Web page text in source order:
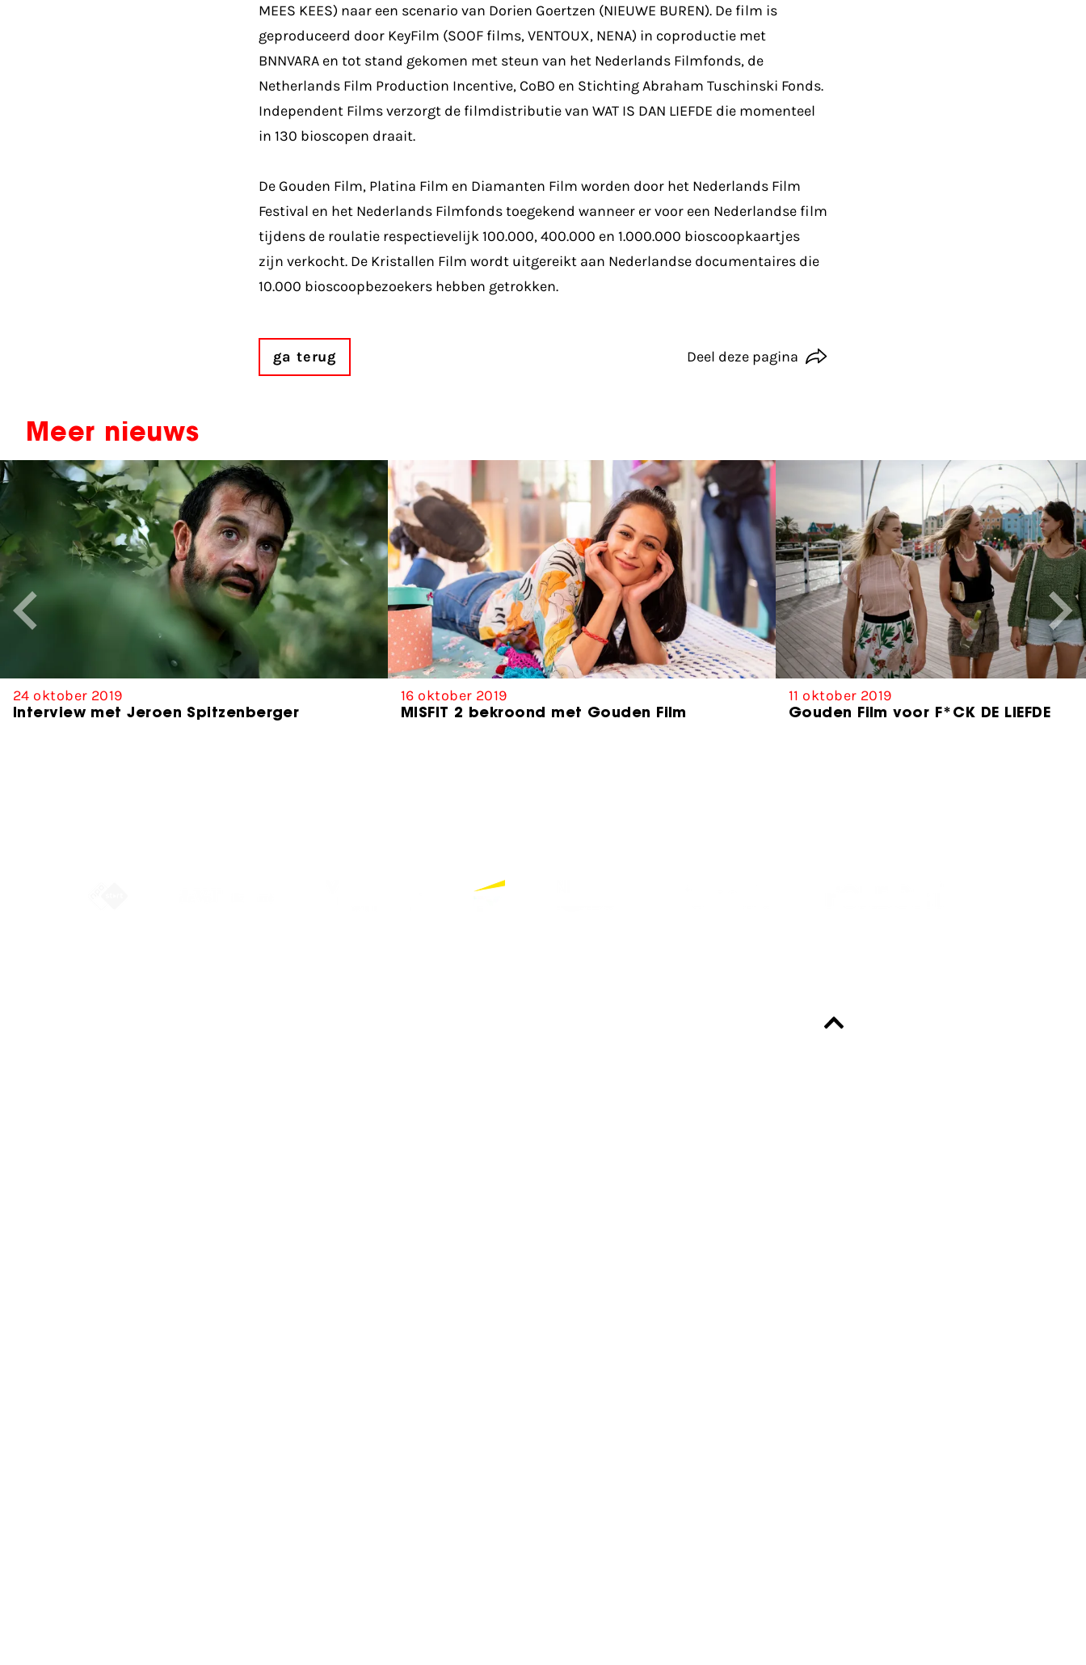
MEES KEES) naar een scenario van Dorien Goertzen (NIEUWE BUREN). De film is
geproduceerd door KeyFilm (SOOF films, VENTOUX, NENA) in coproductie met
BNNVARA en tot stand gekomen met steun van het Nederlands Filmfonds, de
Netherlands Film Production Incentive, CoBO en Stichting Abraham Tuschinski Fonds.
Independent Films verzorgt de filmdistributie van WAT IS DAN LIEFDE die momenteel
in 130 bioscopen draait.
De Gouden Film, Platina Film en Diamanten Film worden door het Nederlands Film
Festival en het Nederlands Filmfonds toegekend wanneer er voor een Nederlandse film
tijdens de roulatie respectievelijk 100.000, 400.000 en 1.000.000 bioscoopkaartjes
zijn verkocht. De Kristallen Film wordt uitgereikt aan Nederlandse documentaires die
10.000 bioscoopbezoekers hebben getrokken.
ga terug Deel deze pagina
Meer nieuws
24 oktober 2019
Interview met Jeroen Spitzenberger
16 oktober 2019
MISFIT 2 bekroond met Gouden Film
11 oktober 2019
Gouden Film voor F*CK DE LIEFDE